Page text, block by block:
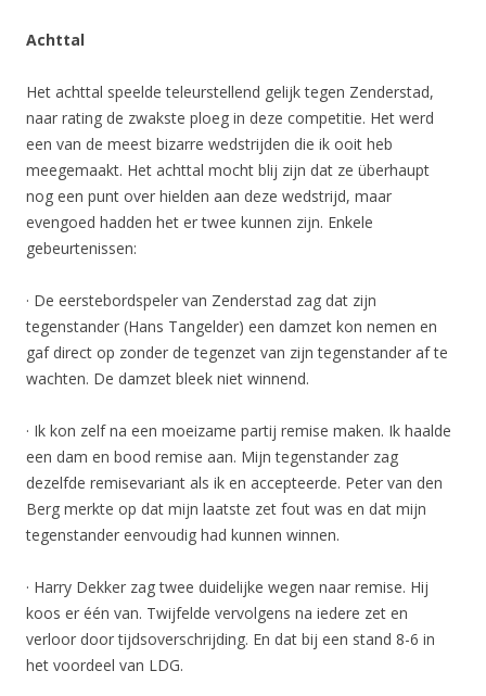
Achttal
Het achttal speelde teleurstellend gelijk tegen Zenderstad,
naar rating de zwakste ploeg in deze competitie. Het werd
een van de meest bizarre wedstrijden die ik ooit heb
meegemaakt. Het achttal mocht blij zijn dat ze überhaupt
nog een punt over hielden aan deze wedstrijd, maar
evengoed hadden het er twee kunnen zijn. Enkele
gebeurtenissen:
· De eerstebordspeler van Zenderstad zag dat zijn
tegenstander (Hans Tangelder) een damzet kon nemen en
gaf direct op zonder de tegenzet van zijn tegenstander af te
wachten. De damzet bleek niet winnend.
· Ik kon zelf na een moeizame partij remise maken. Ik haalde
een dam en bood remise aan. Mijn tegenstander zag
dezelfde remisevariant als ik en accepteerde. Peter van den
Berg merkte op dat mijn laatste zet fout was en dat mijn
tegenstander eenvoudig had kunnen winnen.
· Harry Dekker zag twee duidelijke wegen naar remise. Hij
koos er één van. Twijfelde vervolgens na iedere zet en
verloor door tijdsoverschrijding. En dat bij een stand 8-6 in
het voordeel van LDG.